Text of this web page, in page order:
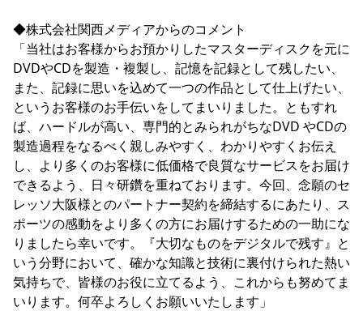
◆株式会社関西メディアからのコメント
「当社はお客様からお預かりしたマスターディスクを元に
DVDやCDを製造・複製し、記憶を記録として残したい、
また、記録に思いを込めて一つの作品として仕上げたい、
というお客様のお手伝いをしてまいりました。ともすれ
ば、ハードルが高い、専門的とみられがちなDVD やCDの
製造過程をなるべく親しみやすく、わかりやすくお伝え
し、より多くのお客様に低価格で良質なサービスをお届け
できるよう、日々研鑽を重ねております。今回、念願のセ
レッソ大阪様とのパートナー契約を締結するにあたり、ス
ポーツの感動をより多くの方にお届けするための一助にな
りましたら幸いです。『大切なものをデジタルで残す』と
いう分野において、確かな知識と技術に裏付けられた熱い
気持ちで、皆様のお役に立てるよう、これからも努めてま
いります。何卒よろしくお願いいたします」